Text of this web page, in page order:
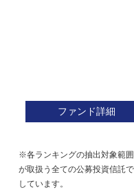
ファンド詳細
※各ランキングの抽出対象範
が取扱う全ての公募投資信託
しています。